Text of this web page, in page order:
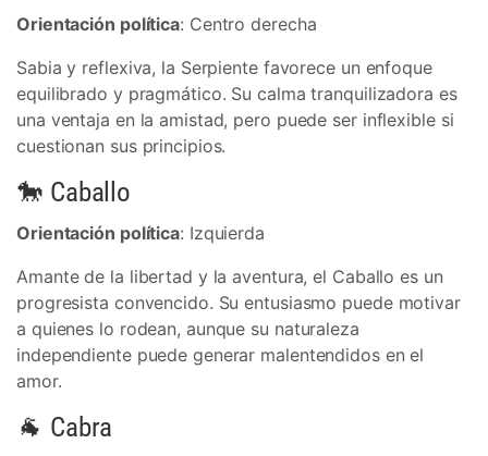
Orientación política: Centro derecha
Sabia y reflexiva, la Serpiente favorece un enfoque
equilibrado y pragmático. Su calma tranquilizadora es
una ventaja en la amistad, pero puede ser inflexible si
cuestionan sus principios.
🐎 Caballo
Orientación política: Izquierda
Amante de la libertad y la aventura, el Caballo es un
progresista convencido. Su entusiasmo puede motivar
a quienes lo rodean, aunque su naturaleza
independiente puede generar malentendidos en el
amor.
🐐 Cabra